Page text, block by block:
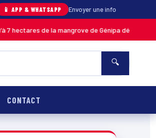
📱 APP & WHATSAPP Envoyer une info
de la mangrove de Génipa détruits, le feu
🔍
CONTACT